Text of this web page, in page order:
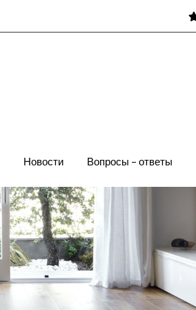
Новости Вопросы – ответы